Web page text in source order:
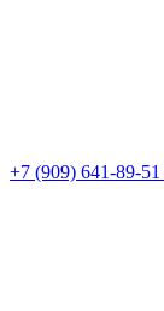
+7 (909) 641-89-51